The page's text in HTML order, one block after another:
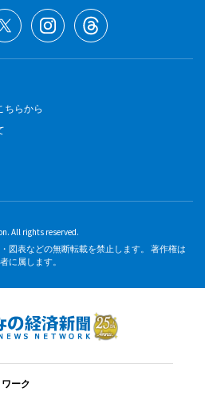
ちらから
All rights reserved.
図表などの無断転載を禁止します。 著作権は
に属します。
ーク